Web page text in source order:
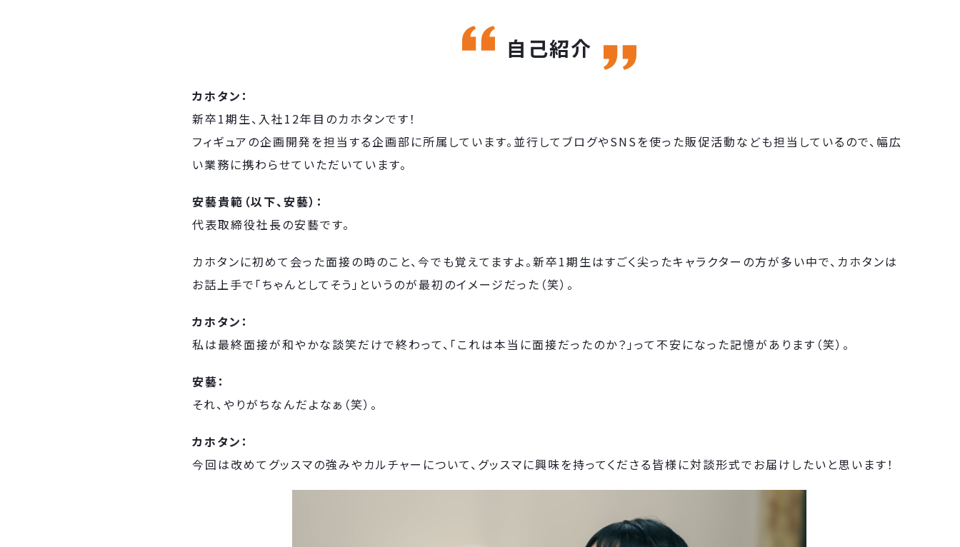
自己紹介
カホタン：
新卒1期生、入社12年目のカホタンです！
フィギュアの企画開発を担当する企画部に所属しています。並行してブログやSNSを使った販促活動なども担当しているので、幅広
い業務に携わらせていただいています。
安藝貴範（以下、安藝）：
代表取締役社長の安藝です。
カホタンに初めて会った面接の時のこと、今でも覚えてますよ。新卒1期生はすごく尖ったキャラクターの方が多い中で、カホタンは
お話上手で「ちゃんとしてそう」というのが最初のイメージだった（笑）。
カホタン：
私は最終面接が和やかな談笑だけで終わって、「これは本当に面接だったのか？」って不安になった記憶があります（笑）。
安藝：
それ、やりがちなんだよなぁ（笑）。
カホタン：
今回は改めてグッスマの強みやカルチャーについて、グッスマに興味を持ってくださる皆様に対談形式でお届けしたいと思います！